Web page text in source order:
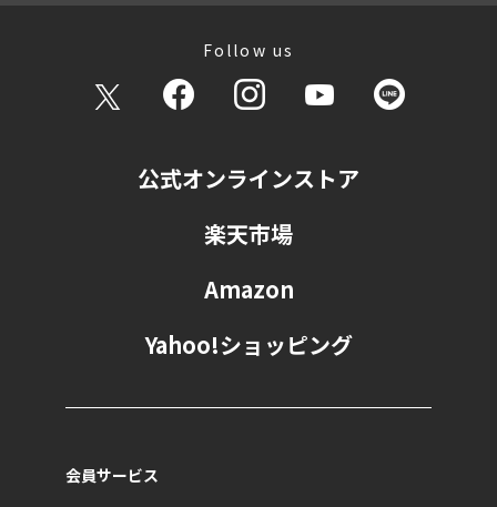
Follow us
公式オンラインストア
楽天市場
Amazon
Yahoo!ショッピング
会員サービス